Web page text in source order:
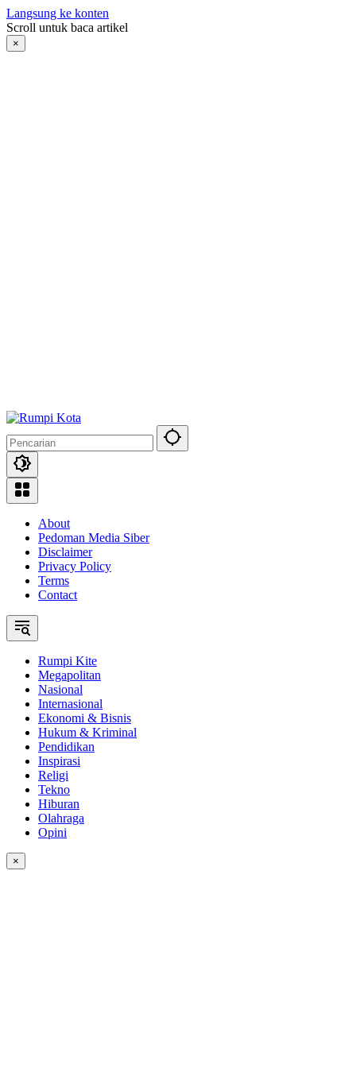
Langsung ke konten
Scroll untuk baca artikel
×
About
Pedoman Media Siber
Disclaimer
Privacy Policy
Terms
Contact
Rumpi Kite
Megapolitan
Nasional
Internasional
Ekonomi & Bisnis
Hukum & Kriminal
Pendidikan
Inspirasi
Religi
Tekno
Hiburan
Olahraga
Opini
×